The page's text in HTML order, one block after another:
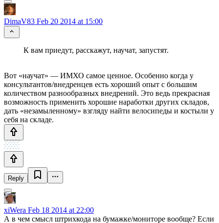
DimaV83 Feb 20 2014 at 15:00
К вам приедут, расскажут, научат, запустят.
Вот «научат» — ИМХО самое ценное. Особенно когда у
консультантов/внедренцев есть хороший опыт с большим
количеством разнообразных внедрений. Это ведь прекрасная
возможность применить хорошие наработки других складов,
дать «незамыленному» взгляду найти велосипеды и костыли у
себя на складе.
Reply
xiWera Feb 18 2014 at 22:00
А в чем смысл штрихкода на бумажке/мониторе вообще? Если